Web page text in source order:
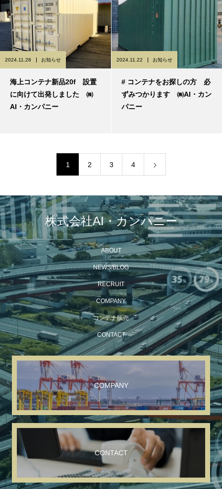
2024.11.28 お知らせ
海上コンテナ新品20f 設置
に向けて出発しました ㈱
AI・カンパニー
2024.11.22 お知らせ
# コンテナをお探しの方 必
ずみつかります ㈱AI・カン
パニー
1 2 3 4
株式会社AI・カンパニー
ABOUT
NEWS/BLOG
RECRUIT
COMPANY
コンテナ販売
CONTACT
COMPANY
CONTACT